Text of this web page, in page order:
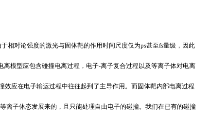
相对论强度的激光与固体靶的作用时间尺度仅为ps甚至fs量级，因此
离模型应包含碰撞电离过程，电子-离子复合过程以及等离子体对电离
效应在电子输运过程中往往起到了主导作用。而固体靶内部电离过程
离子体态发展来的，且只能处理自由电子的碰撞。我们在已有的碰撞